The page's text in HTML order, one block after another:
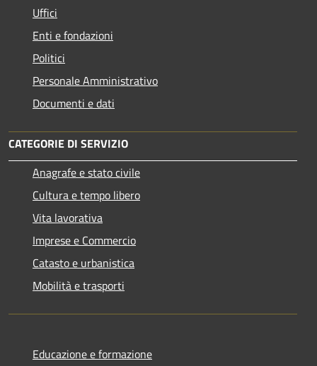
Uffici
Enti e fondazioni
Politici
Personale Amministrativo
Documenti e dati
CATEGORIE DI SERVIZIO
Anagrafe e stato civile
Cultura e tempo libero
Vita lavorativa
Imprese e Commercio
Catasto e urbanistica
Mobilità e trasporti
Educazione e formazione